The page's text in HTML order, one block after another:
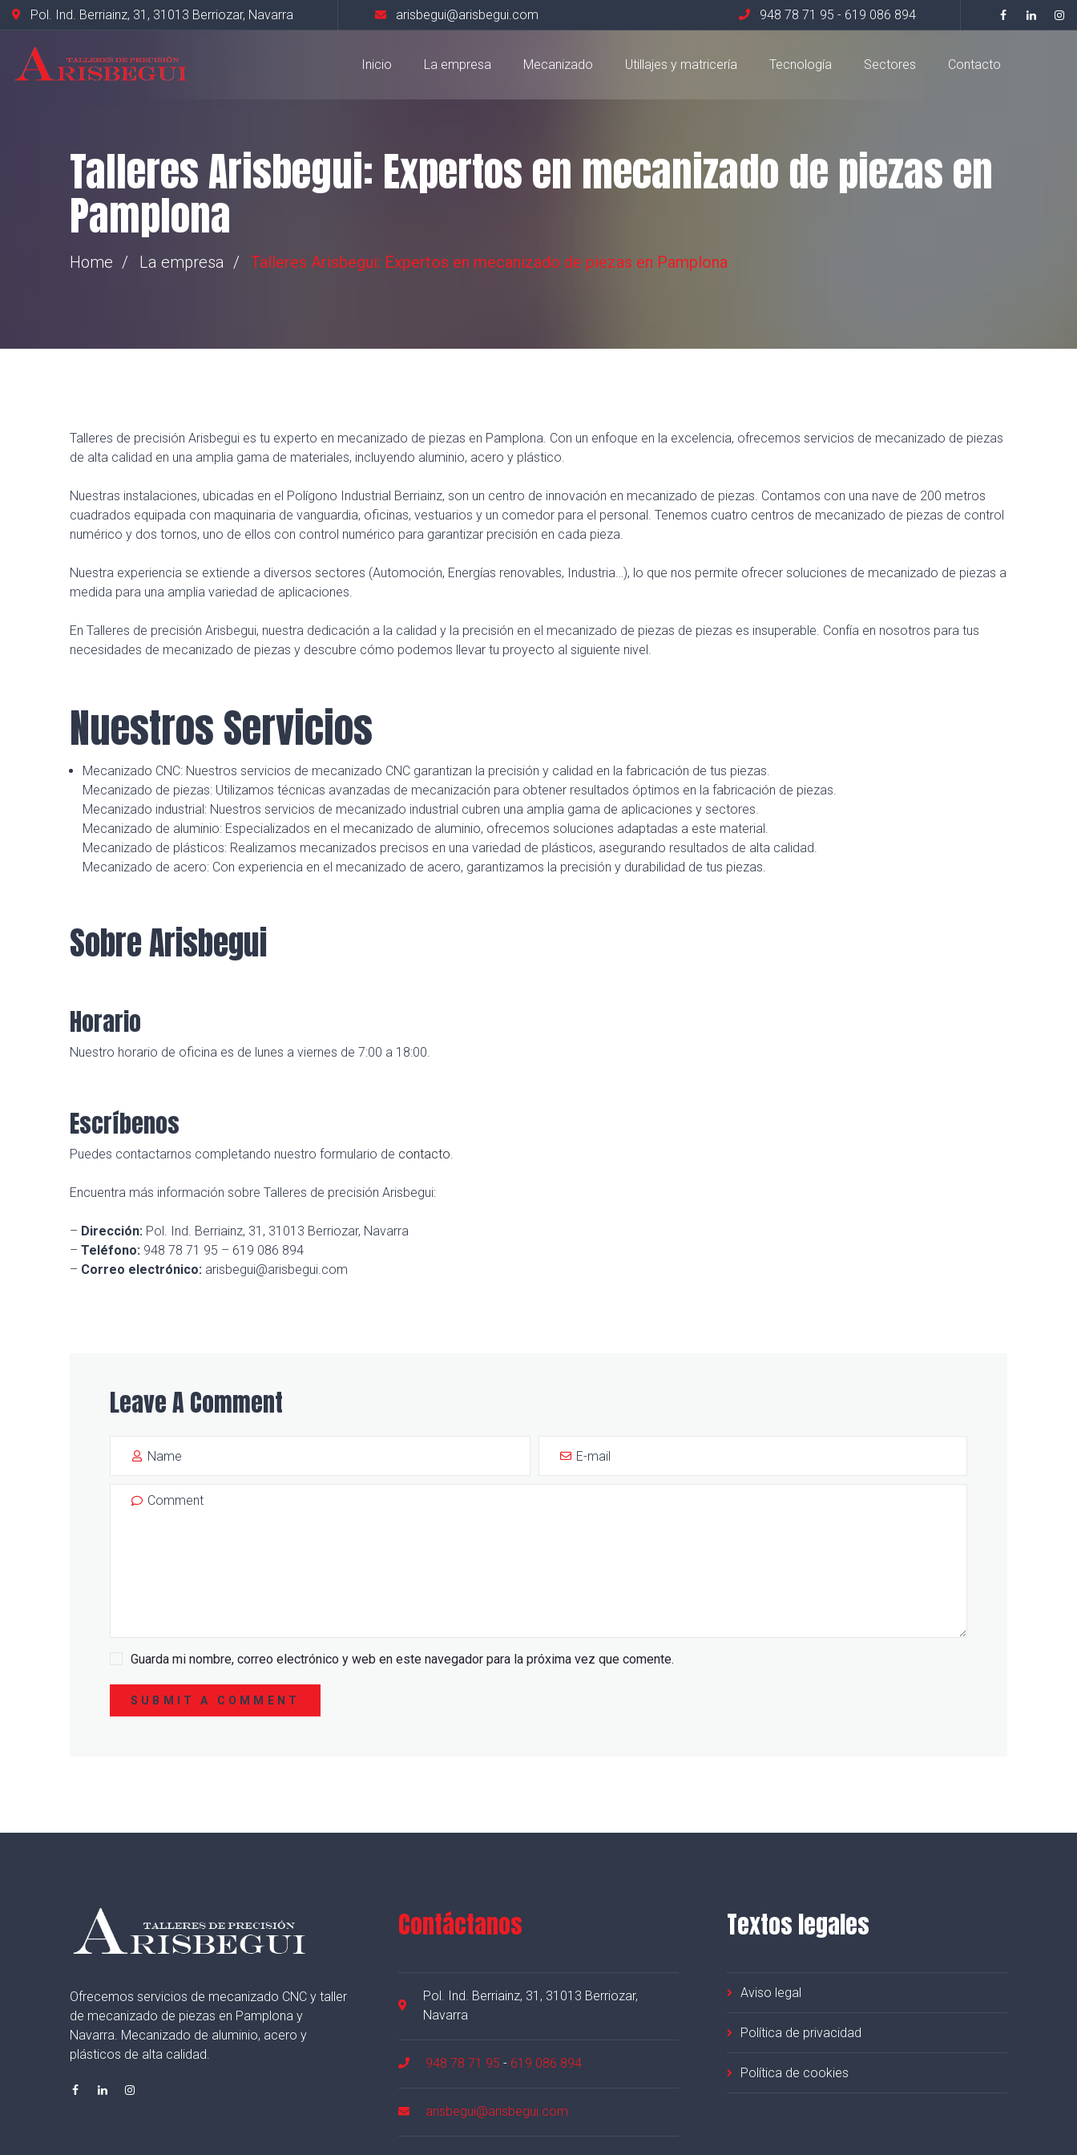
Pol. Ind. Berriainz, 31, 31013 Berriozar, Navarra arisbegui@arisbegui.com 948 78 71 95 - 619 086 894
Inicio La empresa Mecanizado Utillajes y matricería Tecnología Sectores Contacto
Talleres Arisbegui: Expertos en mecanizado de piezas en
Pamplona
Home La empresa Talleres Arisbegui: Expertos en mecanizado de piezas en Pamplona
Talleres de precisión Arisbegui es tu experto en mecanizado de piezas en Pamplona. Con un enfoque en la excelencia, ofrecemos servicios de mecanizado de piezas
de alta calidad en una amplia gama de materiales, incluyendo aluminio, acero y plástico.
Nuestras instalaciones, ubicadas en el Polígono Industrial Berriainz, son un centro de innovación en mecanizado de piezas. Contamos con una nave de 200 metros
cuadrados equipada con maquinaria de vanguardia, oficinas, vestuarios y un comedor para el personal. Tenemos cuatro centros de mecanizado de piezas de control
numérico y dos tornos, uno de ellos con control numérico para garantizar precisión en cada pieza.
Nuestra experiencia se extiende a diversos sectores (Automoción, Energías renovables, Industria…), lo que nos permite ofrecer soluciones de mecanizado de piezas a
medida para una amplia variedad de aplicaciones.
En Talleres de precisión Arisbegui, nuestra dedicación a la calidad y la precisión en el mecanizado de piezas de piezas es insuperable. Confía en nosotros para tus
necesidades de mecanizado de piezas y descubre cómo podemos llevar tu proyecto al siguiente nivel.
Nuestros Servicios
Mecanizado CNC: Nuestros servicios de mecanizado CNC garantizan la precisión y calidad en la fabricación de tus piezas.
Mecanizado de piezas: Utilizamos técnicas avanzadas de mecanización para obtener resultados óptimos en la fabricación de piezas.
Mecanizado industrial: Nuestros servicios de mecanizado industrial cubren una amplia gama de aplicaciones y sectores.
Mecanizado de aluminio: Especializados en el mecanizado de aluminio, ofrecemos soluciones adaptadas a este material.
Mecanizado de plásticos: Realizamos mecanizados precisos en una variedad de plásticos, asegurando resultados de alta calidad.
Mecanizado de acero: Con experiencia en el mecanizado de acero, garantizamos la precisión y durabilidad de tus piezas.
Sobre Arisbegui
Horario
Nuestro horario de oficina es de lunes a viernes de 7:00 a 18:00.
Escríbenos
Puedes contactarnos completando nuestro formulario de contacto.
Encuentra más información sobre Talleres de precisión Arisbegui:
– Dirección: Pol. Ind. Berriainz, 31, 31013 Berriozar, Navarra
– Teléfono: 948 78 71 95 – 619 086 894
– Correo electrónico: arisbegui@arisbegui.com
Leave A Comment
Guarda mi nombre, correo electrónico y web en este navegador para la próxima vez que comente.
SUBMIT A COMMENT
Ofrecemos servicios de mecanizado CNC y taller
de mecanizado de piezas en Pamplona y
Navarra. Mecanizado de aluminio, acero y
plásticos de alta calidad.
Contáctanos
Pol. Ind. Berriainz, 31, 31013 Berriozar,
Navarra
948 78 71 95 - 619 086 894
arisbegui@arisbegui.com
Textos legales
Aviso legal
Política de privacidad
Política de cookies